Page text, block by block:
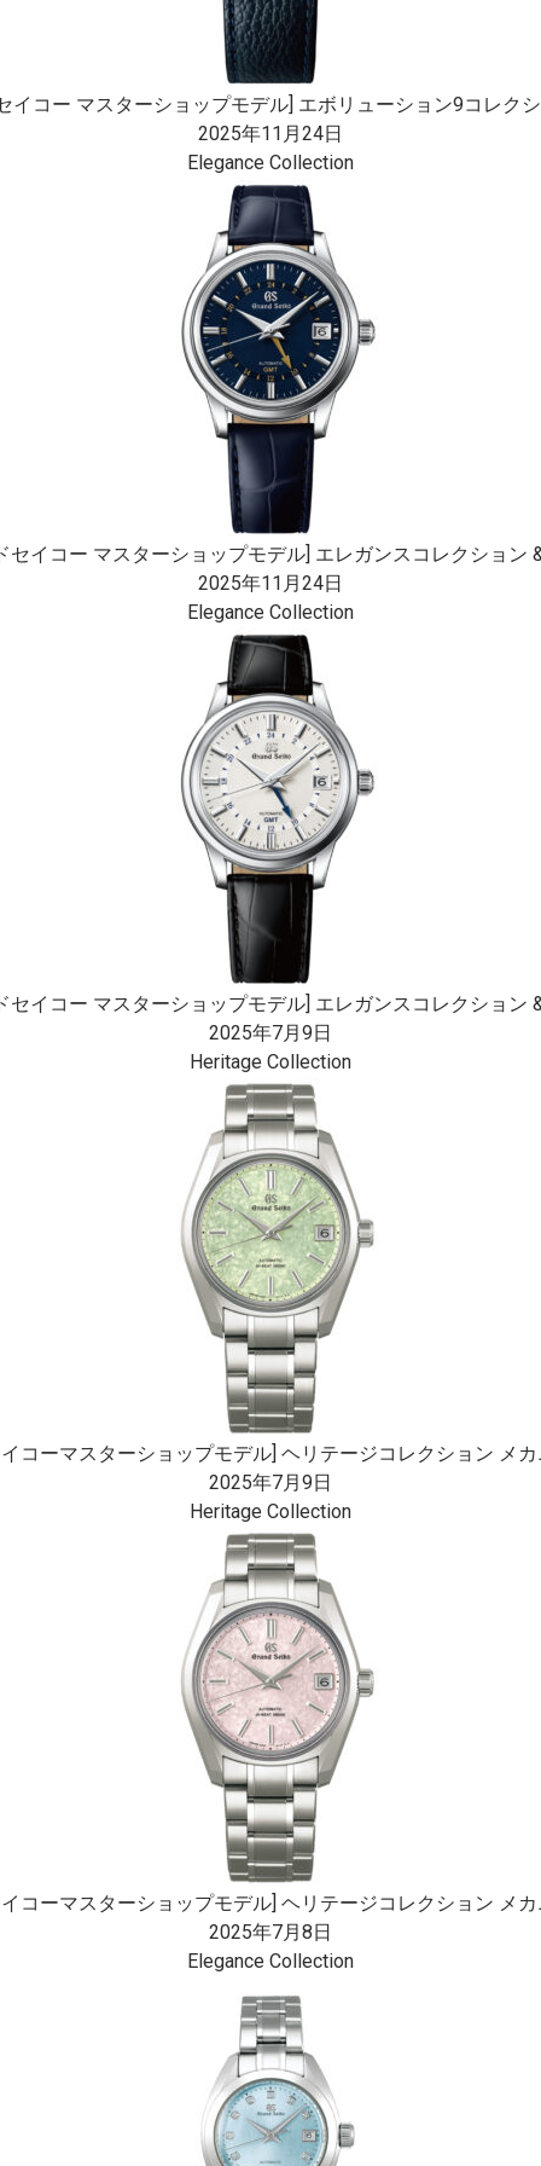
イコー マスターショップモデル] エボリューション9コレク
2025年11月24日
Elegance Collection
セイコー マスターショップモデル] エレガンスコレクション
2025年11月24日
Elegance Collection
セイコー マスターショップモデル] エレガンスコレクション
2025年7月9日
Heritage Collection
コーマスターショップモデル] ヘリテージコレクション メ
2025年7月9日
Heritage Collection
コーマスターショップモデル] ヘリテージコレクション メ
2025年7月8日
Elegance Collection